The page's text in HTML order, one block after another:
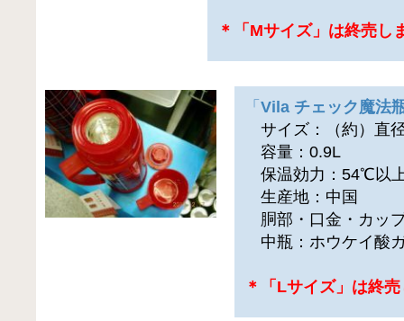
＊「Mサイズ」は終売し
「Vila チェック魔法
サイズ：（約）直
容量：0.9L
保温効力：54℃以
生産地：中国
胴部・口金・カッ
中瓶：ホウケイ酸
＊「Lサイズ」は終